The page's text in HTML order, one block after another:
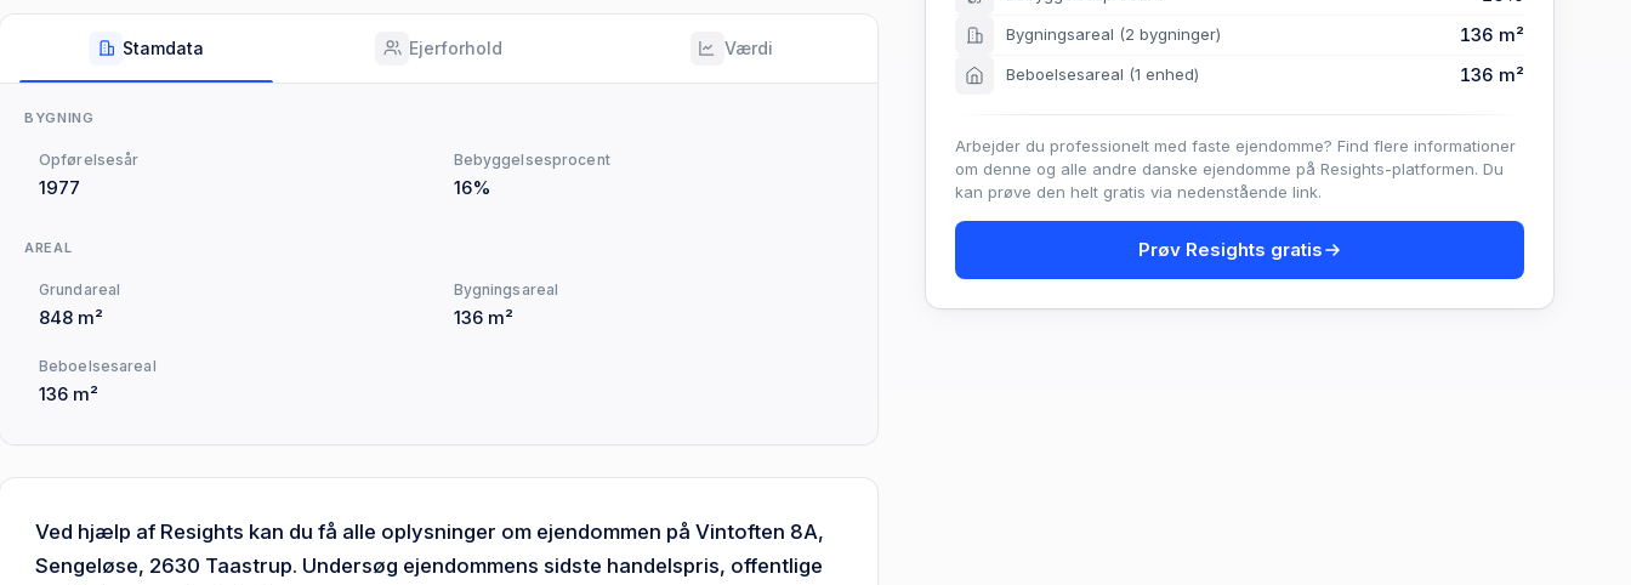
Stamdata Ejerforhold Værdi
BYGNING
Opførelsesår
1977
Bebyggelsesprocent
16%
AREAL
Grundareal
848 m²
Bygningsareal
136 m²
Beboelsesareal
136 m²
Ved hjælp af Resights kan du få alle oplysninger om ejendommen på Vintoften 8A,
Sengeløse, 2630 Taastrup. Undersøg ejendommens sidste handelspris, offentlige
Bygningsareal (2 bygninger) 136 m²
Beboelsesareal (1 enhed) 136 m²
Arbejder du professionelt med faste ejendomme? Find flere informationer
om denne og alle andre danske ejendomme på Resights-platformen. Du
kan prøve den helt gratis via nedenstående link.
Prøv Resights gratis